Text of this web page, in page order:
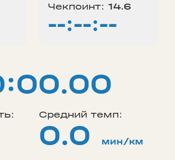
Чекпоинт: 14.6
--:--:--
Средний темп:
0.0 мин/км